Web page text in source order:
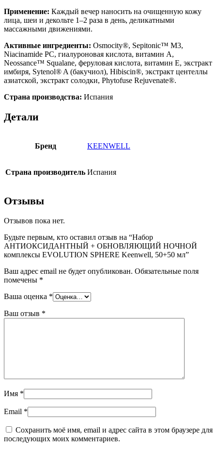
Применение: Каждый вечер наносить на очищенную кожу
лица, шеи и декольте 1–2 раза в день, деликатными
массажными движениями.
Активные ингредиенты: Osmocity®, Sepitonic™ M3,
Niacinamide PC, гиалуроновая кислота, витамин А,
Neossance™ Squalane, феруловая кислота, витамин Е, экстракт
имбиря, Sytenol® A (бакучиол), Hibiscin®, экстракт центеллы
азиатской, экстракт солодки, Phytofuse Rejuvenate®.
Страна производства: Испания
Детали
Бренд KEENWELL
Страна производитель Испания
Отзывы
Отзывов пока нет.
Будьте первым, кто оставил отзыв на “Набор
АНТИОКСИДАНТНЫЙ + ОБНОВЛЯЮЩИЙ НОЧНОЙ
комплексы EVOLUTION SPHERE Keenwell, 50+50 мл”
Ваш адрес email не будет опубликован. Обязательные поля
помечены *
Ваша оценка *
Ваш отзыв *
Имя *
Email *
Сохранить моё имя, email и адрес сайта в этом браузере для
последующих моих комментариев.